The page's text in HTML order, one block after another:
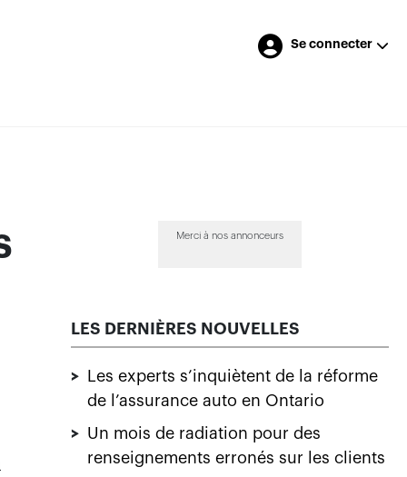
Se connecter
Merci à nos annonceurs
LES DERNIÈRES NOUVELLES
>
Les experts s’inquiètent de la réforme
de l’assurance auto en Ontario
> Un mois de radiation pour des
renseignements erronés sur les clients